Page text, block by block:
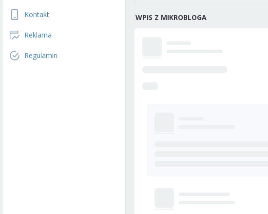
Kontakt
Reklama
Regulamin
WPIS Z MIKROBLOGA